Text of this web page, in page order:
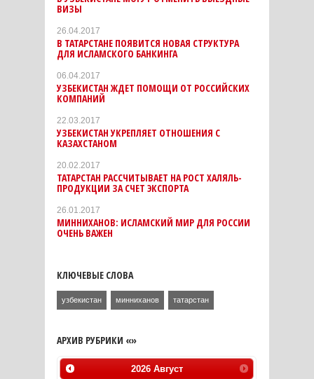
ВИЗЫ
26.04.2017
В ТАТАРСТАНЕ ПОЯВИТСЯ НОВАЯ СТРУКТУРА
ДЛЯ ИСЛАМСКОГО БАНКИНГА
06.04.2017
УЗБЕКИСТАН ЖДЕТ ПОМОЩИ ОТ РОССИЙСКИХ
КОМПАНИЙ
22.03.2017
УЗБЕКИСТАН УКРЕПЛЯЕТ ОТНОШЕНИЯ С
КАЗАХСТАНОМ
20.02.2017
ТАТАРСТАН РАССЧИТЫВАЕТ НА РОСТ ХАЛЯЛЬ-
ПРОДУКЦИИ ЗА СЧЕТ ЭКСПОРТА
26.01.2017
МИННИХАНОВ: ИСЛАМСКИЙ МИР ДЛЯ РОССИИ
ОЧЕНЬ ВАЖЕН
КЛЮЧЕВЫЕ СЛОВА
узбекистан минниханов татарстан
АРХИВ РУБРИКИ «»
2026 Август